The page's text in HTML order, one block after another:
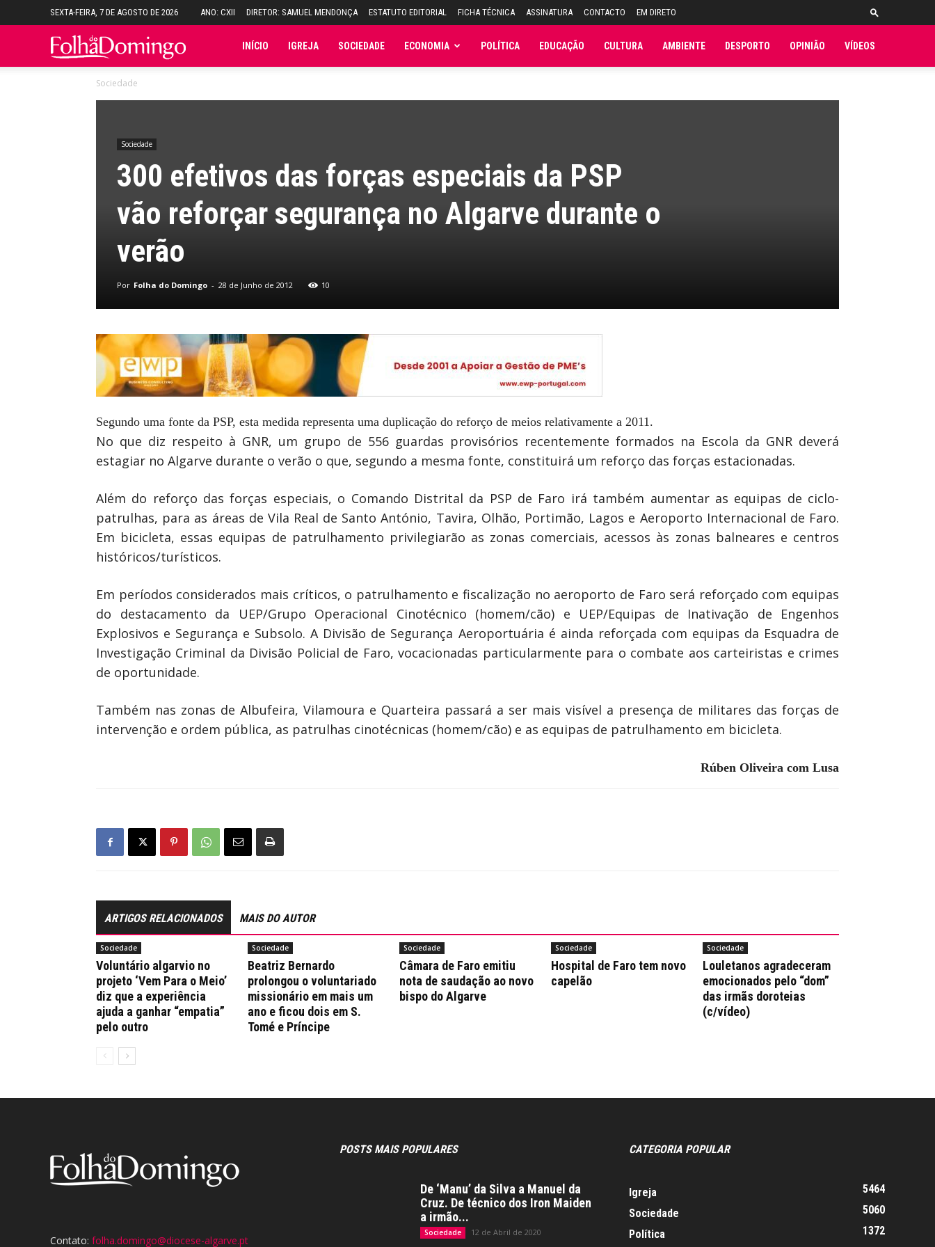
SEXTA-FEIRA, 7 DE AGOSTO DE 2026 ANO: CXII DIRETOR: SAMUEL MENDONÇA ESTATUTO EDITORIAL FICHA TÉCNICA ASSINATURA CONTACTO EM DIRETO
Folha INÍCIO IGREJA SOCIEDADE ECONOMIA POLÍTICA EDUCAÇÃO CULTURA AMBIENTE DESPORTO OPINIÃO VÍDEOS
Sociedade
Sociedade
300 efetivos das forças especiais da PSP
vão reforçar segurança no Algarve durante o
verão
Por Folha do Domingo - 28 de Junho de 2012 10
Segundo uma fonte da PSP, esta medida representa uma duplicação do reforço de meios relativamente a 2011.
No que diz respeito à GNR, um grupo de 556 guardas provisórios recentemente formados na Escola da GNR deverá
estagiar no Algarve durante o verão o que, segundo a mesma fonte, constituirá um reforço das forças estacionadas.
Além do reforço das forças especiais, o Comando Distrital da PSP de Faro irá também aumentar as equipas de ciclo-
patrulhas, para as áreas de Vila Real de Santo António, Tavira, Olhão, Portimão, Lagos e Aeroporto Internacional de Faro.
Em bicicleta, essas equipas de patrulhamento privilegiarão as zonas comerciais, acessos às zonas balneares e centros
históricos/turísticos.
Em períodos considerados mais críticos, o patrulhamento e fiscalização no aeroporto de Faro será reforçado com equipas
do destacamento da UEP/Grupo Operacional Cinotécnico (homem/cão) e UEP/Equipas de Inativação de Engenhos
Explosivos e Segurança e Subsolo. A Divisão de Segurança Aeroportuária é ainda reforçada com equipas da Esquadra de
Investigação Criminal da Divisão Policial de Faro, vocacionadas particularmente para o combate aos carteiristas e crimes
de oportunidade.
Também nas zonas de Albufeira, Vilamoura e Quarteira passará a ser mais visível a presença de militares das forças de
intervenção e ordem pública, as patrulhas cinotécnicas (homem/cão) e as equipas de patrulhamento em bicicleta.
Rúben Oliveira com Lusa
ARTIGOS RELACIONADOS MAIS DO AUTOR
Sociedade
Voluntário algarvio no
projeto ‘Vem Para o Meio’
diz que a experiência
ajuda a ganhar “empatia”
pelo outro
Sociedade
Beatriz Bernardo
prolongou o voluntariado
missionário em mais um
ano e ficou dois em S.
Tomé e Príncipe
Sociedade
Câmara de Faro emitiu
nota de saudação ao novo
bispo do Algarve
Sociedade
Hospital de Faro tem novo
capelão
Sociedade
Louletanos agradeceram
emocionados pelo “dom”
das irmãs doroteias
(c/vídeo)
Contato: folha.domingo@diocese-algarve.pt
POSTS MAIS POPULARES
De ‘Manu’ da Silva a Manuel da
Cruz. De técnico dos Iron Maiden
a irmão...
Sociedade 12 de Abril de 2020
CATEGORIA POPULAR
Igreja
5464
Sociedade
5060
Política
1372